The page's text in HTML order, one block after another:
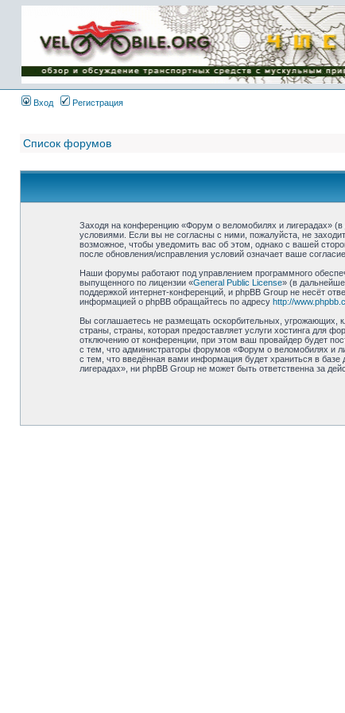
Имя пользователя:
Пароль:
{ LOG_ME_IN_SHORT
}
Вход Регистрация
Список форумов
Заходя на конференцию «Форум о веломобилях и лигерадах»
условиями. Если вы не согласны с ними, пожалуйста, не
возможное, чтобы уведомить вас об этом, однако с вашей
после обновления/исправления условий означает ваше
Наши форумы работают под управлением программного
выпущенного по лицензии «General Public License» (в
поддержкой интернет-конференций, и phpBB Group не несёт
информацией о phpBB обращайтесь по адресу http://
Вы соглашаетесь не размещать оскорбительных, угрожающих,
страны, страны, которая предоставляет услуги хостинга для
отключению от конференции, при этом ваш провайдер будет
с тем, что администраторы форумов «Форум о веломобилях и
с тем, что введённая вами информация будет храниться в
лигерадах», ни phpBB Group не может быть ответственна за